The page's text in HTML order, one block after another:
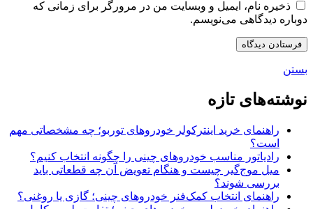
ذخیره نام، ایمیل و وبسایت من در مرورگر برای زمانی که
دوباره دیدگاهی می‌نویسم.
بستن
نوشته‌های تازه
راهنمای خرید اینترکولر خودروهای توربو؛ چه مشخصاتی مهم
است؟
رادیاتور مناسب خودروهای چینی را چگونه انتخاب کنیم؟
میل موج‌گیر چیست و هنگام تعویض آن چه قطعاتی باید
بررسی شوند؟
راهنمای انتخاب کمک‌فنر خودروهای چینی؛ گازی یا روغنی؟